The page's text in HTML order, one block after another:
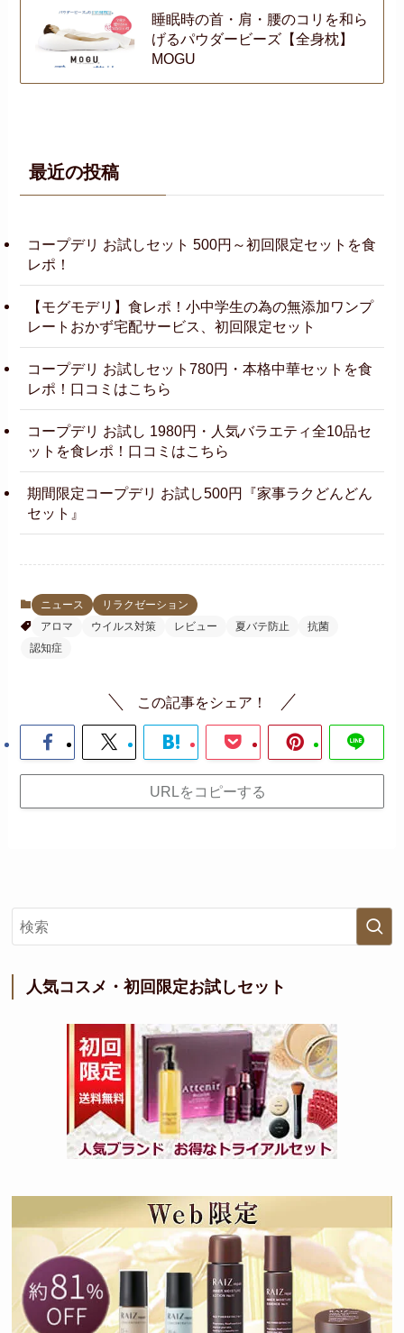
睡眠時の首・肩・腰のコリを和ら
げるパウダービーズ【全身枕】
MOGU
最近の投稿
コープデリ お試しセット 500円～初回限定セットを食
レポ！
【モグモデリ】食レポ！小中学生の為の無添加ワンプ
レートおかず宅配サービス、初回限定セット
コープデリ お試しセット780円・本格中華セットを食
レポ！口コミはこちら
コープデリ お試し 1980円・人気バラエティ全10品セ
ットを食レポ！口コミはこちら
期間限定コープデリ お試し500円『家事ラクどんどん
セット』
ニュース
リラクゼーション
アロマ
ウイルス対策 レビュー 夏バテ防止
抗菌
認知症
この記事をシェア！
URLをコピーする
人気コスメ・初回限定お試しセット